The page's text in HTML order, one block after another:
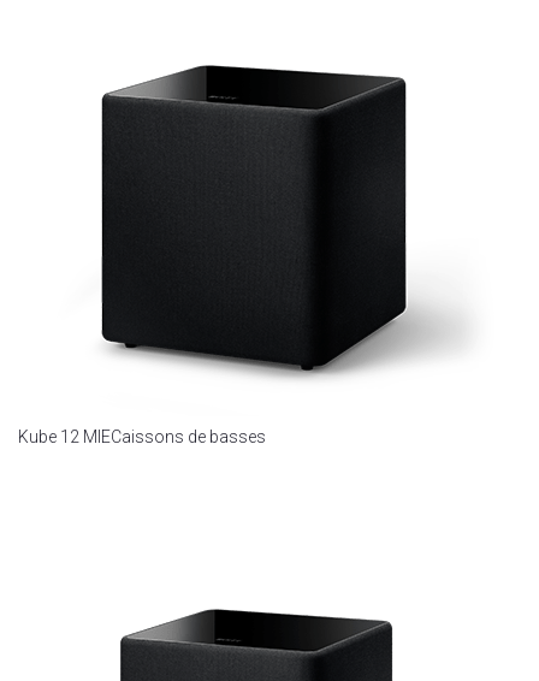
Kube 12 MIECaissons de basses